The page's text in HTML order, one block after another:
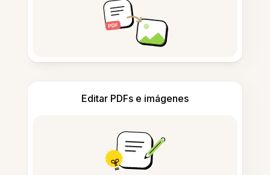
Editar PDFs e imágenes